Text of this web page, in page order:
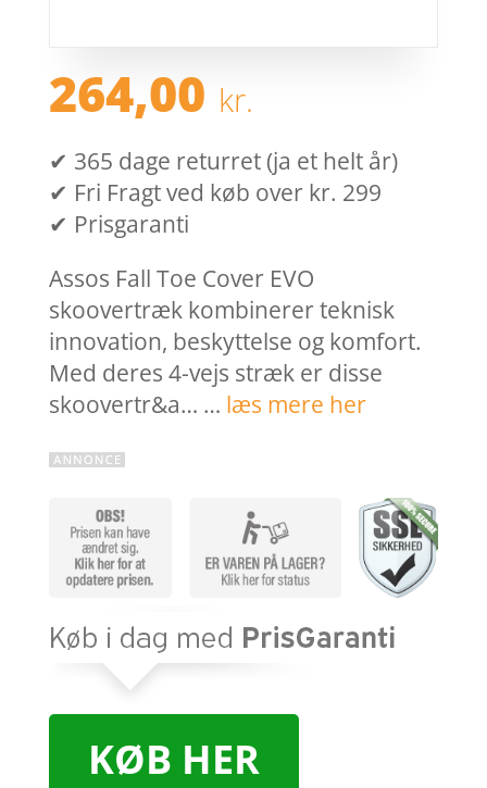
264,00 kr.
✔ 365 dage returret (ja et helt år)
✔ Fri Fragt ved køb over kr. 299
✔ Prisgaranti
Assos Fall Toe Cover EVO
skoovertræk kombinerer teknisk
innovation, beskyttelse og komfort.
Med deres 4-vejs stræk er disse
skoovertr&a… … læs mere her
KØB HER